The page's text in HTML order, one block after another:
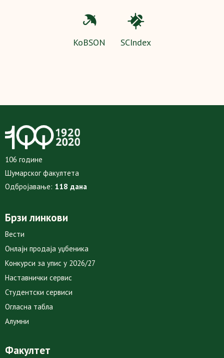
KoBSON SCIndex
106 године
Шумарског факултета
Одбројавање: 118 дана
Брзи линкови
Вести
Онлајн продаја уџбеника
Конкурси за упис у 2026/27
Наставнички сервис
Студентски сервиси
Огласна табла
Алумни
Факултет